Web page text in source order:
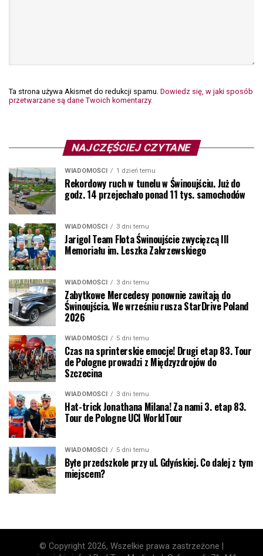
Ta strona używa Akismet do redukcji spamu. Dowiedz się, w jaki sposób
przetwarzane są dane Twoich komentarzy.
NAJCZĘŚCIEJ CZYTANE
WIADOMOŚCI 1 dzień temu
Rekordowy ruch w tunelu w Świnoujściu. Już do
godz. 14 przejechało ponad 11 tys. samochodów
WIADOMOŚCI 3 dni temu
Jarigol Team Flota Świnoujście zwycięzcą III
Memoriału im. Leszka Zakrzewskiego
WIADOMOŚCI 3 dni temu
Zabytkowe Mercedesy ponownie zawitają do
Świnoujścia. We wrześniu rusza StarDrive Poland
2026
WIADOMOŚCI 5 dni temu
Czas na sprinterskie emocje! Drugi etap 83. Tour
de Pologne prowadzi z Międzyzdrojów do
Szczecina
WIADOMOŚCI 3 dni temu
Hat-trick Jonathana Milana! Za nami 3. etap 83.
Tour de Pologne UCI WorldTour
WIADOMOŚCI 5 dni temu
Byłe przedszkole przy ul. Gdyńskiej. Co dalej z tym
miejscem?
© Copyright 2026, Wszelkie prawa zastrzeżone |